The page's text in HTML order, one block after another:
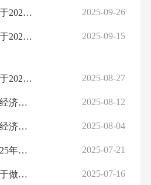
东西湖区教育局关于2025年教师资格定期注册的通知 2025-09-26
东西湖区教育局关于2025年秋季高中阶段教师资格认定工作的公告 2025-09-15
东西湖区教育局关于2025年度普惠性民办幼儿园认定结果的公示 2025-08-27
2025年武汉临空港经济技术开发区（东西湖区）聘用制教师招聘拟聘人员公示 2025-08-12
2025年武汉临空港经济技术开发区（东西湖区）聘用制教师校园招聘人员公示 2025-08-04
东西湖区教育局2025年幼儿园办园水平认定结果公示 2025-07-21
东西湖区教育局关于做好2025-2026学年教师交流工作通知 2025-07-16